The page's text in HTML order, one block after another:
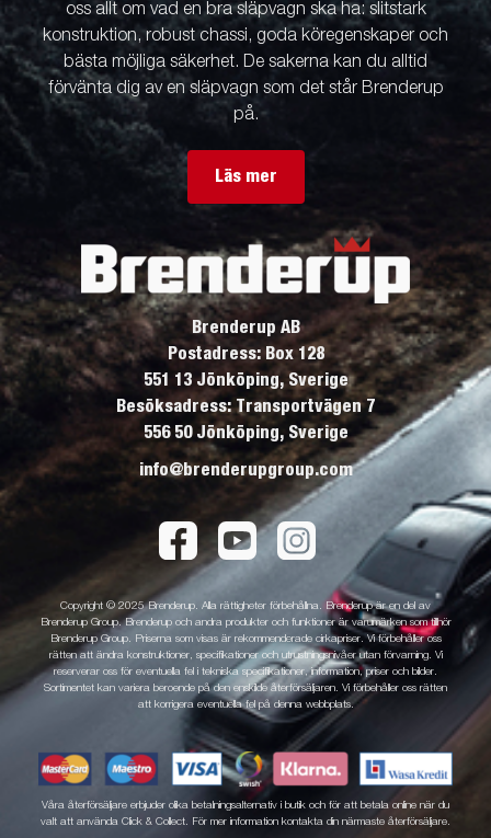
oss allt om vad en bra släpvagn ska ha: slitstark
konstruktion, robust chassi, goda köregenskaper och
bästa möjliga säkerhet. De sakerna kan du alltid
förvänta dig av en släpvagn som det står Brenderup
på.
Läs mer
Brenderup AB
Postadress: Box 128
551 13 Jönköping, Sverige
Besöksadress: Transportvägen 7
556 50 Jönköping, Sverige
info@brenderupgroup.com
Copyright © 2025 Brenderup. Alla rättigheter förbehållna. Brenderup är en del av
Brenderup Group. Brenderup och andra produkter och funktioner är varumärken som tillhör
Brenderup Group. Priserna som visas är rekommenderade cirkapriser. Vi förbehåller oss
rätten att ändra konstruktioner, specifikationer och utrustningsnivåer utan förvarning. Vi
reserverar oss för eventuella fel i tekniska specifikationer, information, priser och bilder.
Sortimentet kan variera beroende på den enskilde återförsäljaren. Vi förbehåller oss rätten
att korrigera eventuella fel på denna webbplats.
Våra återförsäljare erbjuder olika betalningsalternativ i butik och för att betala online när du
valt att använda Click & Collect. För mer information kontakta din närmaste återförsäljare.